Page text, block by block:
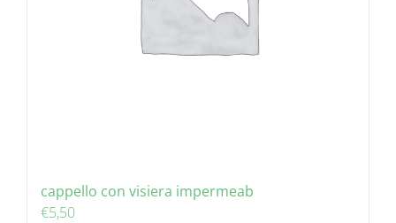
cappello con visiera impermeab
€5,50